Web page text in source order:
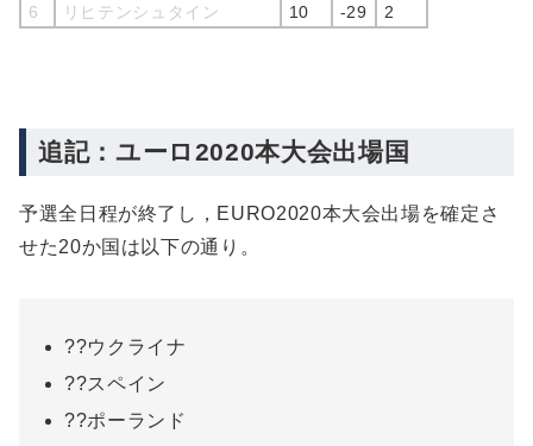
6
リヒテンシュタイン 10 -29 2
追記：ユーロ2020本大会出場国
予選全日程が終了し，EURO2020本大会出場を確定さ
せた20か国は以下の通り。
??ウクライナ
??スペイン
??ポーランド